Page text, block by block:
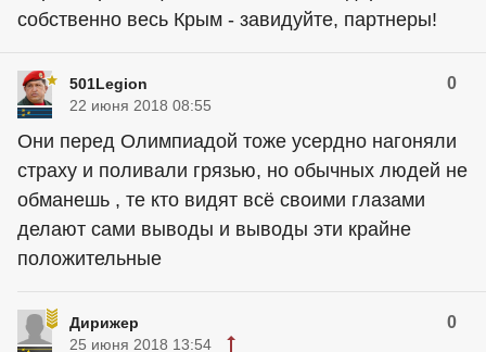
собственно весь Крым - завидуйте, партнеры!
501Legion 0
22 июня 2018 08:55
Они перед Олимпиадой тоже усердно нагоняли
страху и поливали грязью, но обычных людей не
обманешь , те кто видят всё своими глазами
делают сами выводы и выводы эти крайне
положительные
Дирижер 0
25 июня 2018 13:54